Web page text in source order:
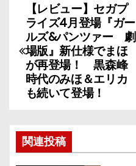
投
稿
ナ
ビ
ー
【レビュー】セガプ
ライズ4月登場『ガー
ルズ&パンツァー 劇
場版』新仕様でまほ
が再登場！ 黒森峰
時代のみほ＆エリカ
も続いて登場！
関連投稿